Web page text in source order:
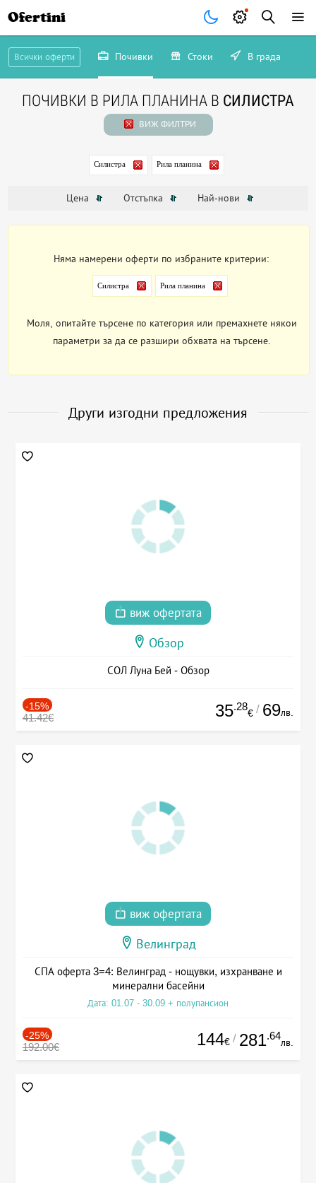
Ofertini
Всички оферти Почивки Стоки В града
ПОЧИВКИ В РИЛА ПЛАНИНА В СИЛИСТРА
ВИЖ ФИЛТРИ
Силистра Рила планина
Цена Отстъпка Най-нови
Няма намерени оферти по избраните критерии:
Силистра Рила планина
Моля, опитайте търсене по категория или премахнете някои
параметри за да се разшири обхвата на търсене.
Други изгодни предложения
виж офертата
Обзор
СОЛ Луна Бей - Обзор
-15%
41.42€ 35.28
€ / 69лв.
виж офертата
Велинград
СПА оферта 3=4: Велинград - нощувки, изхранване и
минерални басейни
Дата: 01.07 - 30.09 + полупансион
-25%
192.00€ 144€ / 281.64
лв.